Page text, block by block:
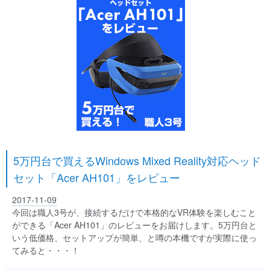
5万円台で買えるWindows Mixed Reality対応ヘッド
セット「Acer AH101」をレビュー
2017-11-09
今回は職人3号が、接続するだけで本格的なVR体験を楽しむこと
ができる「Acer AH101」のレビューをお届けします。5万円台と
いう低価格、セットアップが簡単、と噂の本機ですが実際に使っ
てみると・・・！